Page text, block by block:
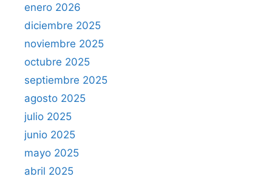
enero 2026
diciembre 2025
noviembre 2025
octubre 2025
septiembre 2025
agosto 2025
julio 2025
junio 2025
mayo 2025
abril 2025